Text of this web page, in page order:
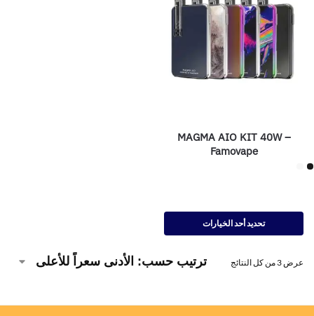
MAGMA AIO KIT 40W –
Famovape
تحديد أحد الخيارات
عرض ⁦3⁩ من كل النتائج